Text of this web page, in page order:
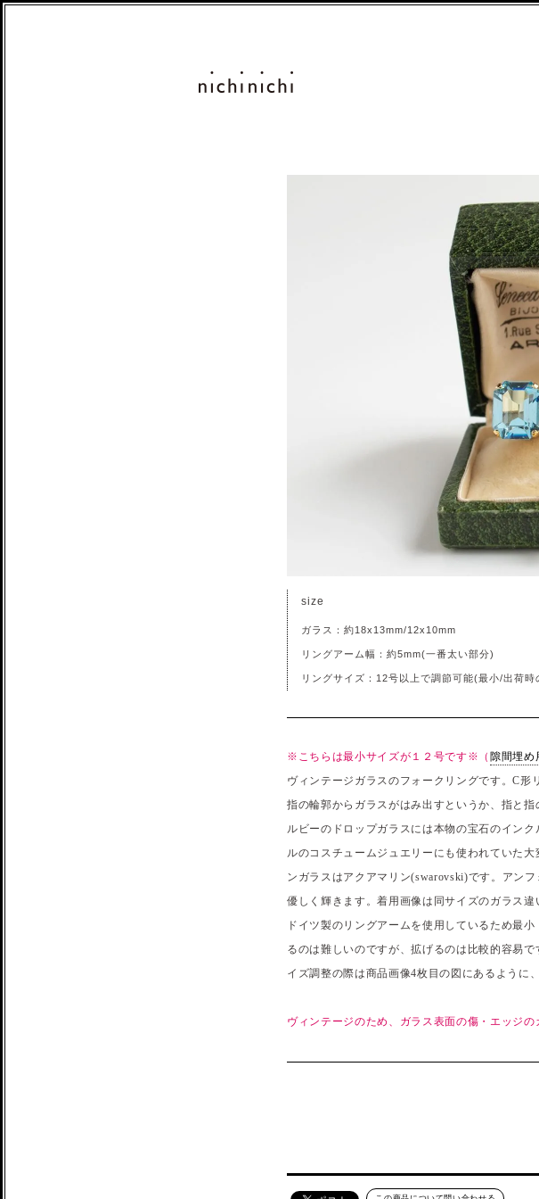
size
ガラス：約18x13mm/12x10mm
リングアーム幅：約5mm(一番太い部分)
リングサイズ：12号以上で調節可能(最小/出荷時
※こちらは最小サイズが１２号です※（ 隙間埋め
ヴィンテージガラスのフォークリングです。C形
指の輪郭からガラスがはみ出すというか、指と
ルビーのドロップガラスには本物の宝石のイン
ルのコスチュームジュエリーにも使われていた
ンガラスはアクアマリン(swarovski)です。アン
優しく輝きます。着用画像は同サイズのガラス違
ドイツ製のリングアームを使用しているため最
るのは難しいのですが、拡げるのは比較的容易
イズ調整の際は商品画像4枚目の図にあるように
ヴィンテージのため、ガラス表面の傷・エッジ